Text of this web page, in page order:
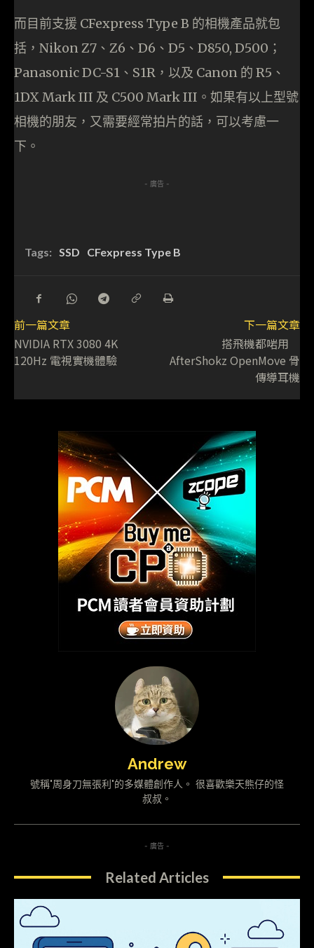
而目前支援 CFexpress Type B 的相機產品就包
括，Nikon Z7、Z6、D6、D5、D850, D500；
Panasonic DC-S1、S1R，以及 Canon 的 R5、
1DX Mark III 及 C500 Mark III。如果有以上型號
相機的朋友，又需要經常拍片的話，可以考慮一
下。
- 廣告 -
Tags: SSD CFexpress Type B
前一篇文章
NVIDIA RTX 3080 4K
120Hz 電視實機體驗
下一篇文章
搭飛機都啱用
AfterShokz OpenMove 骨
傳導耳機
Andrew
號稱"周身刀無張利"的多媒體創作人。 很喜歡樂天熊仔的怪
叔叔。
- 廣告 -
Related Articles